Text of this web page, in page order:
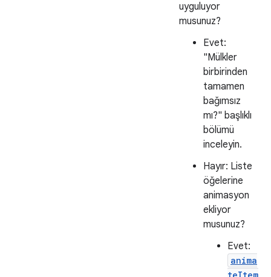
uyguluyor
musunuz?
Evet:
"Mülkler
birbirinden
tamamen
bağımsız
mı?" başlıklı
bölümü
inceleyin.
Hayır: Liste
öğelerine
animasyon
ekliyor
musunuz?
Evet:
anima